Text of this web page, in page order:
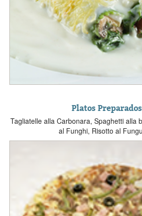
Platos Preparados
Tagliatelle alla Carbonara, Spaghetti alla
al Funghi, Risotto al